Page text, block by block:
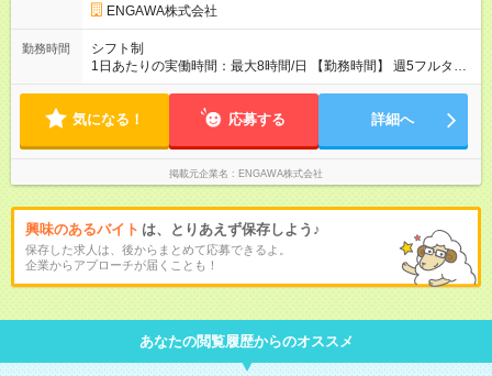
ENGAWA株式会社
勤務時間
シフト制
1日あたりの実働時間：最大8時間/日 【勤務時間】 週5フルタイ
ム、または、少なくとも週4日/28h以上の勤務 【シフト】 1ヶ月
出勤調整は柔軟に対応します。 【残業】ほぼありません。 【服
気になる！ 応募する 詳細へ
掲載元企業名 ENGAWA株式会社
興味のあるバイト は、とりあえず保存しよう♪
保存した求人は、後からまとめて応募できるよ。
企業からアプローチが届くことも！
あなたの閲覧履歴からのオススメ